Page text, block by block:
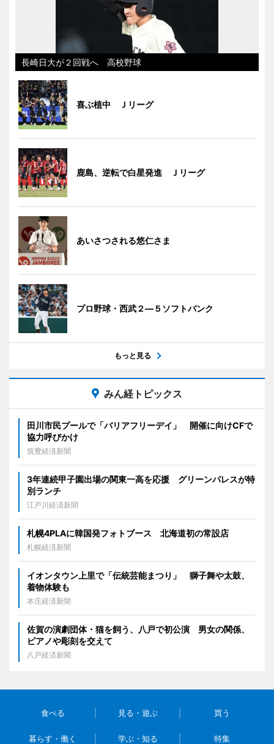
長崎日大が２回戦へ 高校野球
喜ぶ植中 Ｊリーグ
鹿島、逆転で白星発進 Ｊリーグ
あいさつされる悠仁さま
プロ野球・西武２―５ソフトバンク
もっと見る
みん経トピックス
田川市民プールで「バリアフリーデイ」 開催に向けCFで
協力呼びかけ
筑豊経済新聞
3年連続甲子園出場の関東一高を応援 グリーンパレスが特
別ランチ
江戸川経済新聞
札幌4PLAに韓国発フォトブース 北海道初の常設店
札幌経済新聞
イオンタウン上里で「伝統芸能まつり」 獅子舞や太鼓、
着物体験も
本庄経済新聞
佐賀の演劇団体・猫を飼う、八戸で初公演 男女の関係、
ピアノや彫刻を交えて
八戸経済新聞
食べる 見る・遊ぶ 買う
暮らす・働く 学ぶ・知る 特集